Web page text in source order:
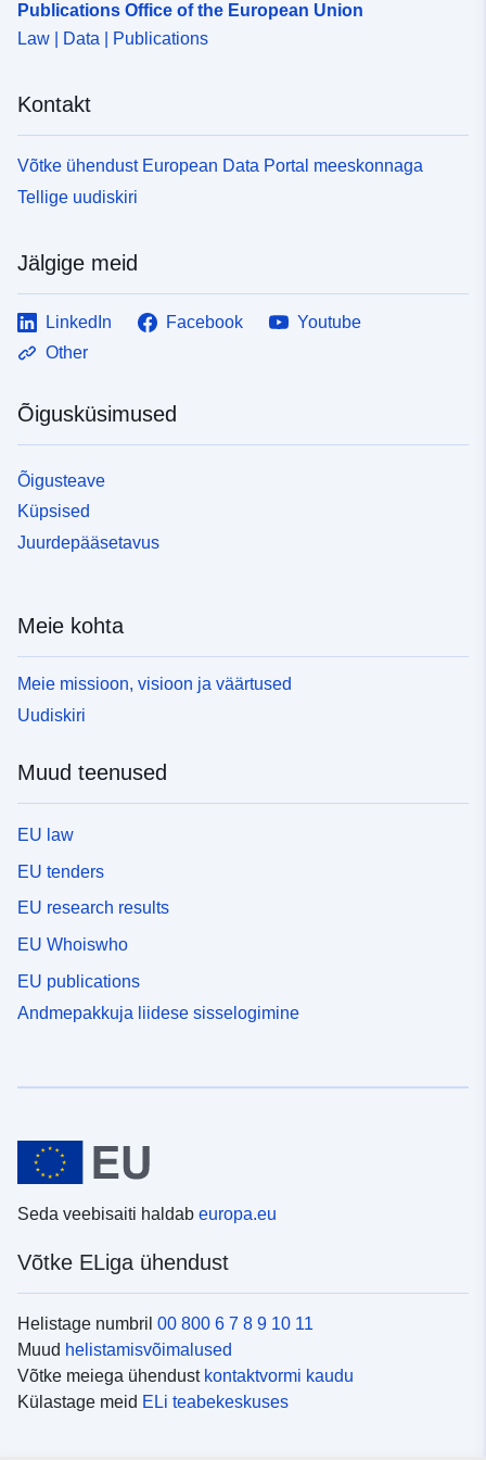
uriRef:
Publications Office of the European Union
Law | Data | Publications
Kontakt
Võtke ühendust European Data Portal meeskonnaga
Tellige uudiskiri
Jälgige meid
LinkedIn Facebook
Youtube
Other
Õigusküsimused
Õigusteave
Küpsised
Juurdepääsetavus
Meie kohta
Meie missioon, visioon ja väärtused
Uudiskiri
Muud teenused
EU law
EU tenders
EU research results
EU Whoiswho
EU publications
Andmepakkuja liidese sisselogimine
Seda veebisaiti haldab europa.eu
Võtke ELiga ühendust
Helistage numbril 00 800 6 7 8 9 10 11
Muud helistamisvõimalused
Võtke meiega ühendust kontaktvormi kaudu
Külastage meid ELi teabekeskuses